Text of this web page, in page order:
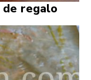
regalo